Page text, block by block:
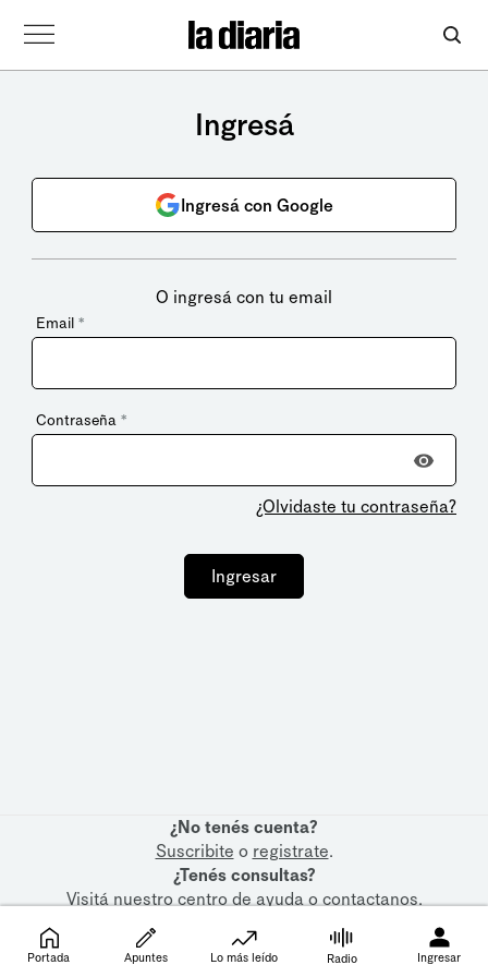
Ingresá
Ingresá con Google
O ingresá con tu email
Email *
Contraseña *
¿Olvidaste tu contraseña?
Ingresar
¿No tenés cuenta?
Suscribite o registrate.
¿Tenés consultas?
Visitá nuestrocentro de ayudaocontactanos.
Portada Apuntes Lo más leído Radio Ingresar